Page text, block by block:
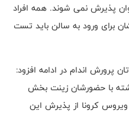
پذیرش نمی شوند. همه افراد
برای ورود به سالن باید تست
پرورش اندام در ادامه افزود:
با حضورشان زینت بخش
کرونا از پذیرش این